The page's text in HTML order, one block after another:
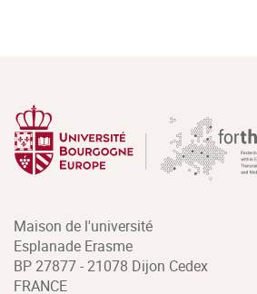
Maison de l'université
Esplanade Erasme
BP 27877 - 21078 Dijon Cedex
FRANCE